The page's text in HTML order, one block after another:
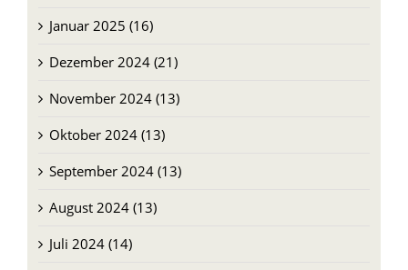
Januar 2025 (16)
Dezember 2024 (21)
November 2024 (13)
Oktober 2024 (13)
September 2024 (13)
August 2024 (13)
Juli 2024 (14)